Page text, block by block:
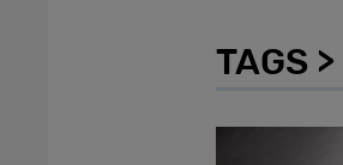
TAGS >